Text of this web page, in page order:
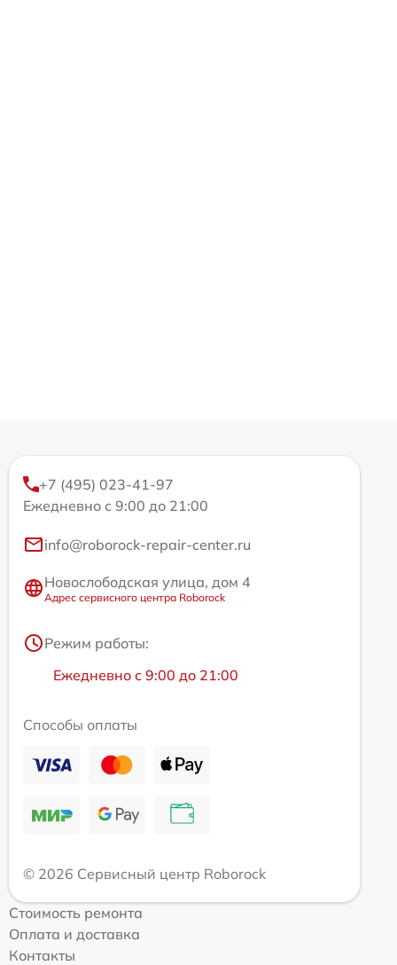
+7 (495) 023-41-97
Ежедневно с 9:00 до 21:00
info@roborock-repair-center.ru
Новослободская улица, дом 4
Адрес сервисного центра Roborock
Режим работы:
Ежедневно с 9:00 до 21:00
Способы оплаты
© 2026 Сервисный центр Roborock
Стоимость ремонта
Оплата и доставка
Контакты